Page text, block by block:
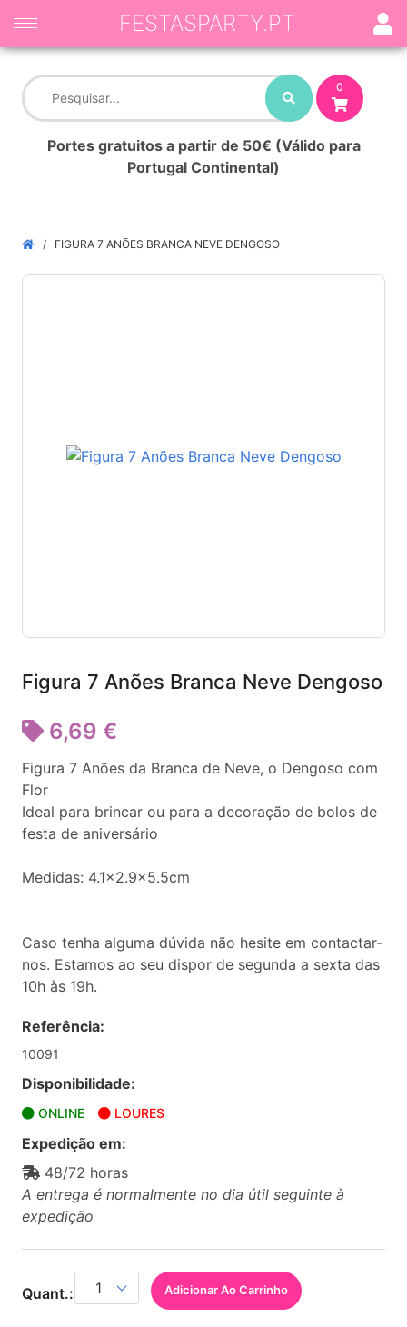
0
Portes gratuitos a partir de 50€ (Válido para
Portugal Continental)
FESTASPARTY.PT
FIGURA 7 ANÕES BRANCA NEVE DENGOSO
Figura 7 Anões Branca Neve Dengoso
6,69 €
Figura 7 Anões da Branca de Neve, o Dengoso com
Flor
Ideal para brincar ou para a decoração de bolos de
festa de aniversário
Medidas: 4.1x2.9x5.5cm
Caso tenha alguma dúvida não hesite em contactar-
nos. Estamos ao seu dispor de segunda a sexta das
10h às 19h.
Referência:
10091
Disponibilidade:
ONLINE LOURES
Expedição em:
48/72 horas
A entrega é normalmente no dia útil seguinte à
expedição
Quant.: Adicionar Ao Carrinho